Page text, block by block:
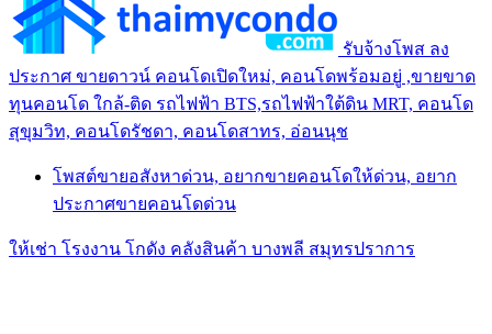
รับจ้างโพส ลง
ประกาศ ขายดาวน์ คอนโดเปิดใหม่, คอนโดพร้อมอยู่ ,ขายขาด
ทุนคอนโด ใกล้-ติด รถไฟฟ้า BTS,รถไฟฟ้าใต้ดิน MRT, คอนโด
สุขุมวิท, คอนโดรัชดา, คอนโดสาทร, อ่อนนุช
โพสต์ขายอสังหาด่วน, อยากขายคอนโดให้ด่วน, อยาก
ประกาศขายคอนโดด่วน
ให้เช่า โรงงาน โกดัง คลังสินค้า บางพลี สมุทรปราการ